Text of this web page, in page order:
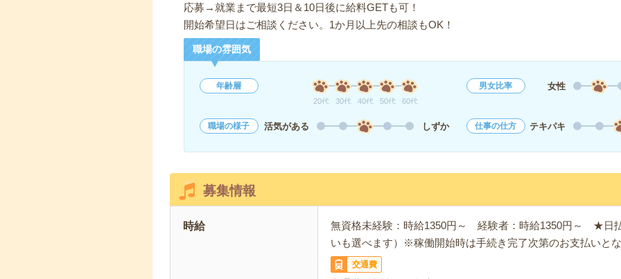
応募→就業まで最短3日＆10日後に給料GETも可！
開始希望日はご相談ください。1か月以上先の相談もOK！
職場の雰囲気
年齢層
20代 30代 40代 50代 60代
男女比率 女性
職場の様子 活気がある しずか 仕事の仕方 テキパキ
募集情報
時給
無資格未経験：時給1350円～ 経験者：時給1350円～ ★日
いも選べます）※稼働開始時は手続き完了次第のお支払いと
交通費